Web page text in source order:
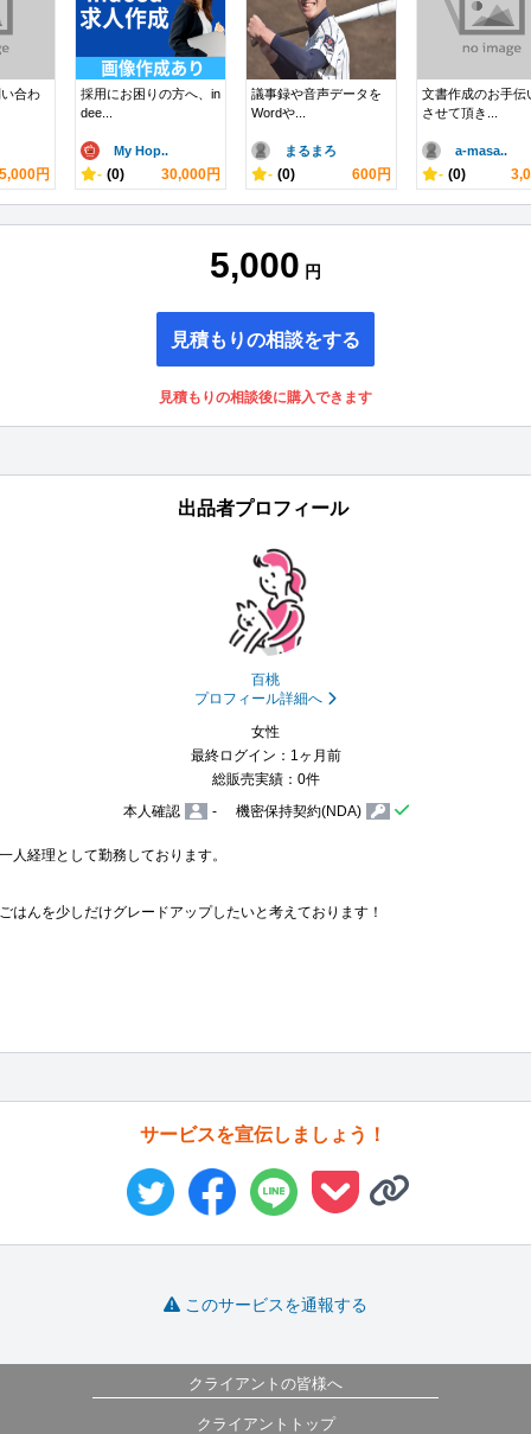
合わ
円
採用にお困りの方へ、in
dee...
My Hop..
- (0) 30,000円
議事録や音声データを
Wordや...
まるまろ
- (0) 600円
文書作成のお手伝
させて頂き...
a-masa..
- (0)
5,000 円
見積もりの相談をする
見積もりの相談後に購入できます
出品者プロフィール
百桃
プロフィール詳細へ
女性
最終ログイン：1ヶ月前
総販売実績：0件
本人確認
- 機密保持契約(NDA)
人経理として勤務しております。
はんを少しだけグレードアップしたいと考えております！
サービスを宣伝しましょう！
このサービスを通報する
クライアントの皆様へ
クライアントトップ